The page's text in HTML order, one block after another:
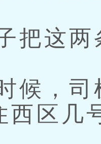
这两
，司
西区几